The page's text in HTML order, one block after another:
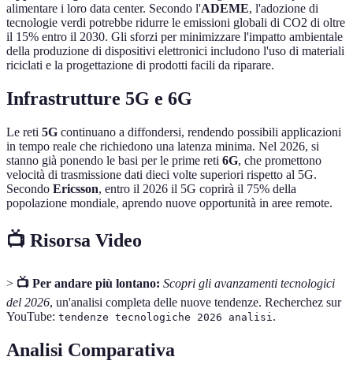
alimentare i loro data center. Secondo l'ADEME, l'adozione di
tecnologie verdi potrebbe ridurre le emissioni globali di CO2 di oltre
il 15% entro il 2030. Gli sforzi per minimizzare l'impatto ambientale
della produzione di dispositivi elettronici includono l'uso di materiali
riciclati e la progettazione di prodotti facili da riparare.
Infrastrutture 5G e 6G
Le reti 5G continuano a diffondersi, rendendo possibili applicazioni
in tempo reale che richiedono una latenza minima. Nel 2026, si
stanno già ponendo le basi per le prime reti 6G, che promettono
velocità di trasmissione dati dieci volte superiori rispetto al 5G.
Secondo Ericsson, entro il 2026 il 5G coprirà il 75% della
popolazione mondiale, aprendo nuove opportunità in aree remote.
📺 Risorsa Video
> 📺 Per andare più lontano: Scopri gli avanzamenti tecnologici
del 2026, un'analisi completa delle nuove tendenze. Recherchez sur
YouTube: tendenze tecnologiche 2026 analisi .
Analisi Comparativa